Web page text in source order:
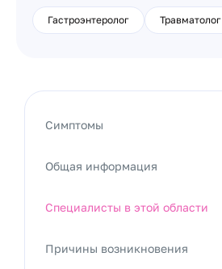
Гастроэнтеролог Травматолог
Симптомы
Общая информация
Специалисты в этой области
Причины возникновения